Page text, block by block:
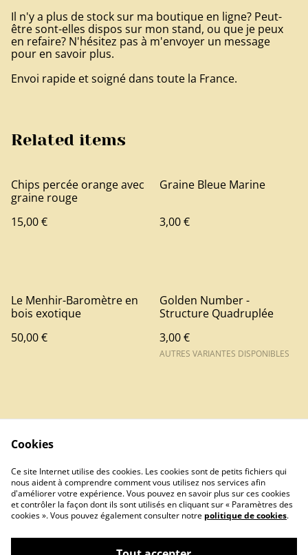
Il n'y a plus de stock sur ma boutique en ligne? Peut-
être sont-elles dispos sur mon stand, ou que je peux
en refaire? N'hésitez pas à m'envoyer un message
pour en savoir plus.
Envoi rapide et soigné dans toute la France.
Related items
Chips percée orange avec
graine rouge
15,00 €
Graine Bleue Marine
3,00 €
Le Menhir-Baromètre en
bois exotique
50,00 €
Golden Number -
Structure Quadruplée
3,00 €
AUTRES VARIANTES DISPONIBLES
Contact
Cookies
Ce site Internet utilise des cookies. Les cookies sont de petits fichiers qui
nous aident à comprendre comment vous utilisez nos services afin
d'améliorer votre expérience. Vous pouvez en savoir plus sur ces cookies
et contrôler la façon dont ils sont utilisés en cliquant sur « Paramètres des
cookies ». Vous pouvez également consulter notre politique de cookies.